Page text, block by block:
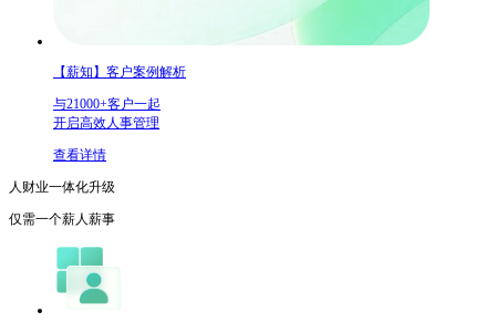
【薪知】客户案例解析
与21000+客户一起
开启高效人事管理
查看详情
人财业一体化升级
仅需一个薪人薪事